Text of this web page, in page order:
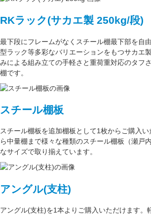
RKラック(サカエ製 250kg/段)
最下段にフレームがなくスチール棚最下部を自
型ラック等多彩なバリエーションをもつサカエ
みによる組み立ての手軽さと重荷重対応のタフ
棚です。
スチール棚板
スチール棚板を追加棚板 として1枚からご購入
ら中量棚まで様々な種類のスチール棚板（瀬戸
なサイズで取り揃えています。
アングル(支柱)
アングル(支柱)を1本よりご購入いただけます。